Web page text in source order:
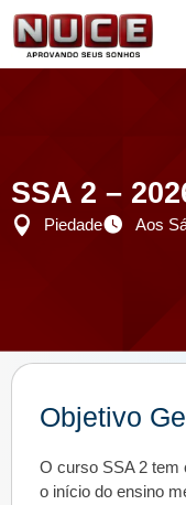
SSA 2 –
Piedade Aos
Objetivo
O curso SSA 2 tem
o início do ensino